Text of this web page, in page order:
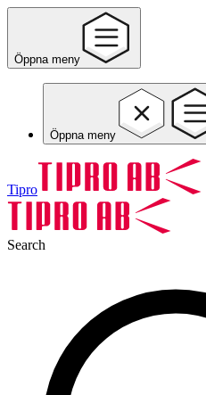
Öppna meny
Öppna meny
Tipro
Search